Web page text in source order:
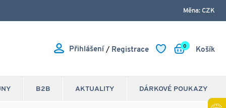
Měna: CZK
Přihlášení / Registrace Košík
0
DÁRKOVÉ POUKAZY
AKTUALITY
B2B